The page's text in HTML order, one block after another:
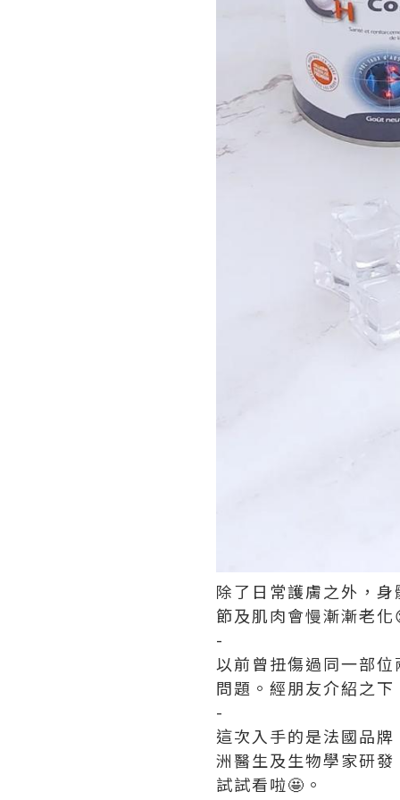
除了日常護膚之外，
節及肌肉會慢漸漸老
-
以前曾扭傷過同一部
問題。經朋友介紹之
-
這次入手的是法國品
洲醫生及生物學家研
試試看啦🤩。